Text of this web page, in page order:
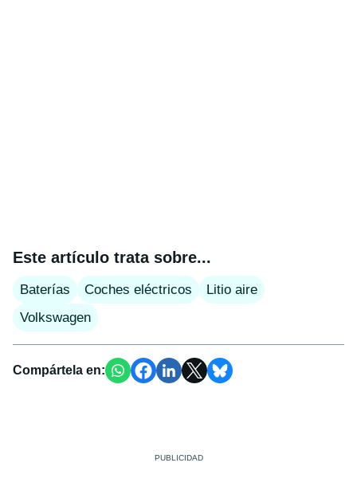
Este artículo trata sobre...
Baterías Coches eléctricos
Litio aire
Volkswagen
Compártela en: